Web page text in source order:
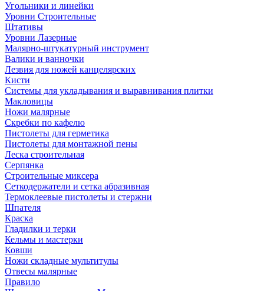
Угольники и линейки
Уровни Строительные
Штативы
Уровни Лазерные
Малярно-штукатурный инструмент
Валики и ванночки
Лезвия для ножей канцелярских
Кисти
Системы для укладывания и выравнивания плитки
Макловицы
Ножи малярные
Скребки по кафелю
Пистолеты для герметика
Пистолеты для монтажной пены
Леска строительная
Серпянка
Строительные миксера
Сеткодержатели и сетка абразивная
Термоклеевые пистолеты и стержни
Шпателя
Краска
Гладилки и терки
Кельмы и мастерки
Ковши
Ножи складные мультитулы
Отвесы малярные
Правило